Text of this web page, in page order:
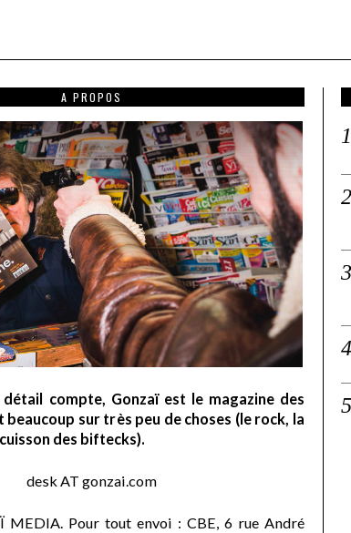
A PROPOS
compte, Gonzaï est le magazine des
beaucoup sur très peu de choses (le rock, la
des biftecks).
desk AT gonzai.com
MEDIA. Pour tout envoi : CBE, 6 rue André